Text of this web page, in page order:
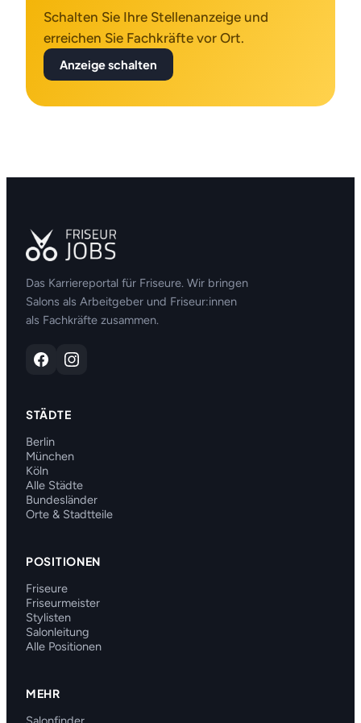
Schalten Sie Ihre Stellenanzeige und
erreichen Sie Fachkräfte vor Ort.
Anzeige schalten
Das Karriereportal für Friseure. Wir bringen
Salons als Arbeitgeber und Friseur:innen
als Fachkräfte zusammen.
STÄDTE
Berlin
München
Köln
Alle Städte
Bundesländer
Orte & Stadtteile
POSITIONEN
Friseure
Friseurmeister
Stylisten
Salonleitung
Alle Positionen
MEHR